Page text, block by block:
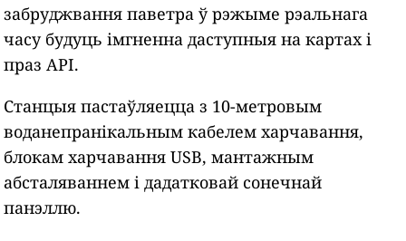
забруджвання паветра ў рэжыме рэальнага
часу будуць імгненна даступныя на картах і
праз API.
Станцыя пастаўляецца з 10-метровым
воданепранікальным кабелем харчавання,
блокам харчавання USB, мантажным
абсталяваннем і дадатковай сонечнай
панэллю.